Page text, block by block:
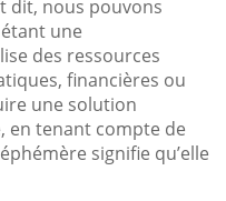
dit, nous pouvons
une
des ressources
financières ou
une solution
en tenant compte de
signifie qu’elle